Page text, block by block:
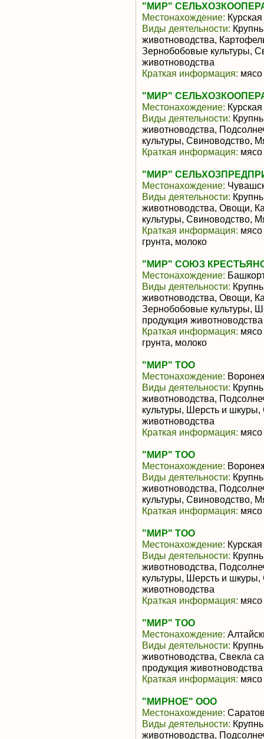
"МИР"
Местонахождение:
Виды деятельности:
животноводства,
Зернобобовые культуры,
животноводства
Краткая информация: мясо
"МИР"
Местонахождение:
Виды деятельности:
животноводства,
культуры, Свиноводство,
Краткая информация: мясо
"МИР"
Местонахождение:
Виды деятельности:
животноводства, Овощи,
культуры, Свиноводство,
Краткая информация: мясо
грунта, молоко
"МИР" СОЮЗ
Местонахождение:
Виды деятельности:
животноводства, Овощи,
Зернобобовые культуры,
продукция животноводства
Краткая информация: мясо
грунта, молоко
"МИР" ТОО
Местонахождение:
Виды деятельности:
животноводства,
культуры, Шерсть и
животноводства
Краткая информация: мясо
"МИР" ТОО
Местонахождение:
Виды деятельности:
животноводства,
культуры, Свиноводство,
Краткая информация: мясо
"МИР" ТОО
Местонахождение:
Виды деятельности:
животноводства,
культуры, Шерсть и
животноводства
Краткая информация: мясо
"МИР" ТОО
Местонахождение:
Виды деятельности:
животноводства, Свекла
продукция животноводства
Краткая информация: мясо
"МИРНОЕ" ООО
Местонахождение:
Виды деятельности:
животноводства,